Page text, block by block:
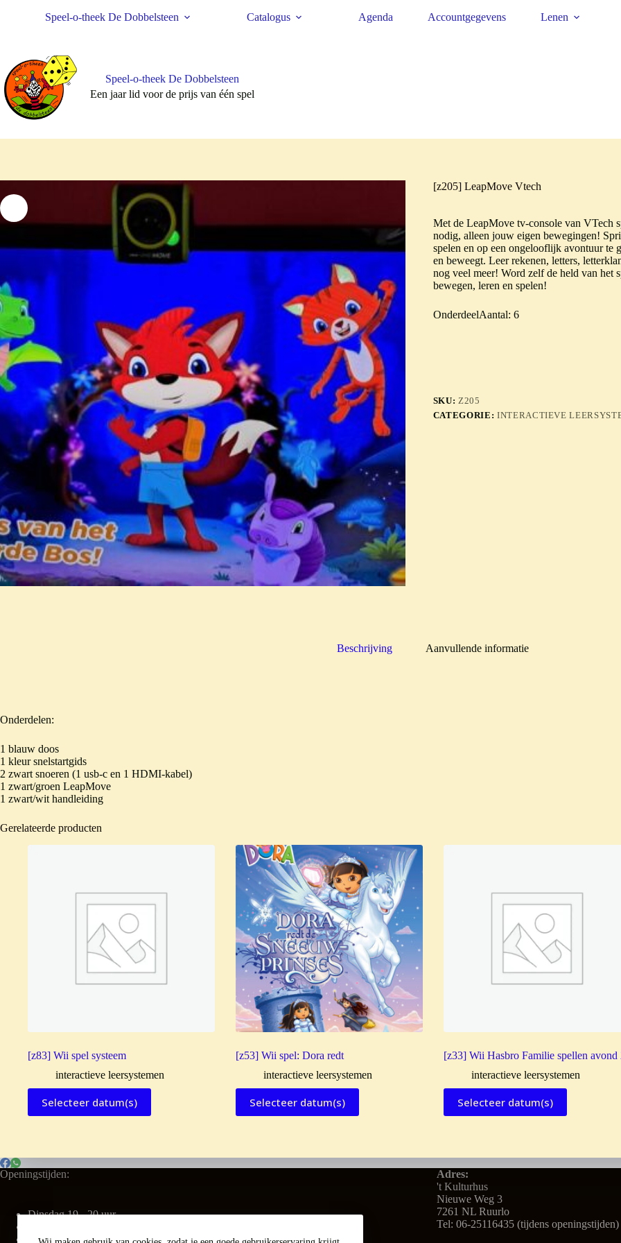
Speel-o-theek De Dobbelsteen Catalogus Agenda Accountgegevens Lenen
Speel-o-theek De Dobbelsteen
Een jaar lid voor de prijs van één spel
[z205] LeapMove Vtech
Met de LeapMove tv-console van VTech
nodig, alleen jouw eigen bewegingen!
spelen en op een ongelooflijk avontuur
en beweegt. Leer rekenen, letters,
nog veel meer! Word zelf de held van het
bewegen, leren en spelen!
OnderdeelAantal: 6
SKU:Z205
CATEGORIE: INTERACTIEVE
Beschrijving Aanvullende informatie
Onderdelen:
1 blauw doos
1 kleur snelstartgids
2 zwart snoeren (1 usb-c en 1 HDMI-kabel)
1 zwart/groen LeapMove
1 zwart/wit handleiding
Gerelateerde producten
[z83] Wii spel systeem
interactieve leersystemen
Selecteer datum(s)
[z53] Wii spel: Dora redt
interactieve leersystemen
Selecteer datum(s)
[z33] Wii Hasbro Familie spellen avond
interactieve leersystemen
Selecteer datum(s)
Openingstijden:
Dinsdag 19 - 20 uur
Zaterdag 9.30 - 11 uur
Adres:
't Kulturhus
Nieuwe Weg 3
7261 NL Ruurlo
Tel: 06-25116435 (tijdens openingstijden)